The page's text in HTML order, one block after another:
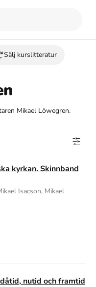
Sälj kurslitteratur
Mikael Löwegren.
kyrkan. Skinnband
Isacson, Mikael
nutid och framtid